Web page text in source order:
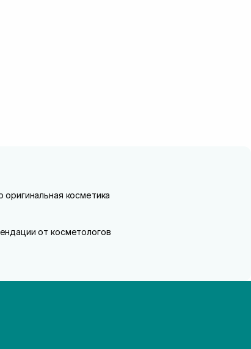
оригинальная косметика
от косметологов